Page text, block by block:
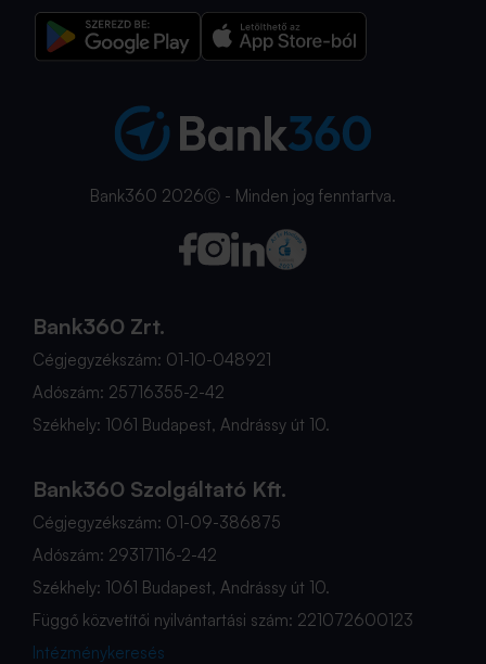
Bank360 2026Ⓒ - Minden jog fenntartva.
Bank360 Zrt.
Cégjegyzékszám: 01-10-048921
Adószám: 25716355-2-42
Székhely: 1061 Budapest, Andrássy út 10.
Bank360 Szolgáltató Kft.
Cégjegyzékszám: 01-09-386875
Adószám: 29317116-2-42
Székhely: 1061 Budapest, Andrássy út 10.
Függő közvetítői nyilvántartási szám: 221072600123
Intézménykeresés